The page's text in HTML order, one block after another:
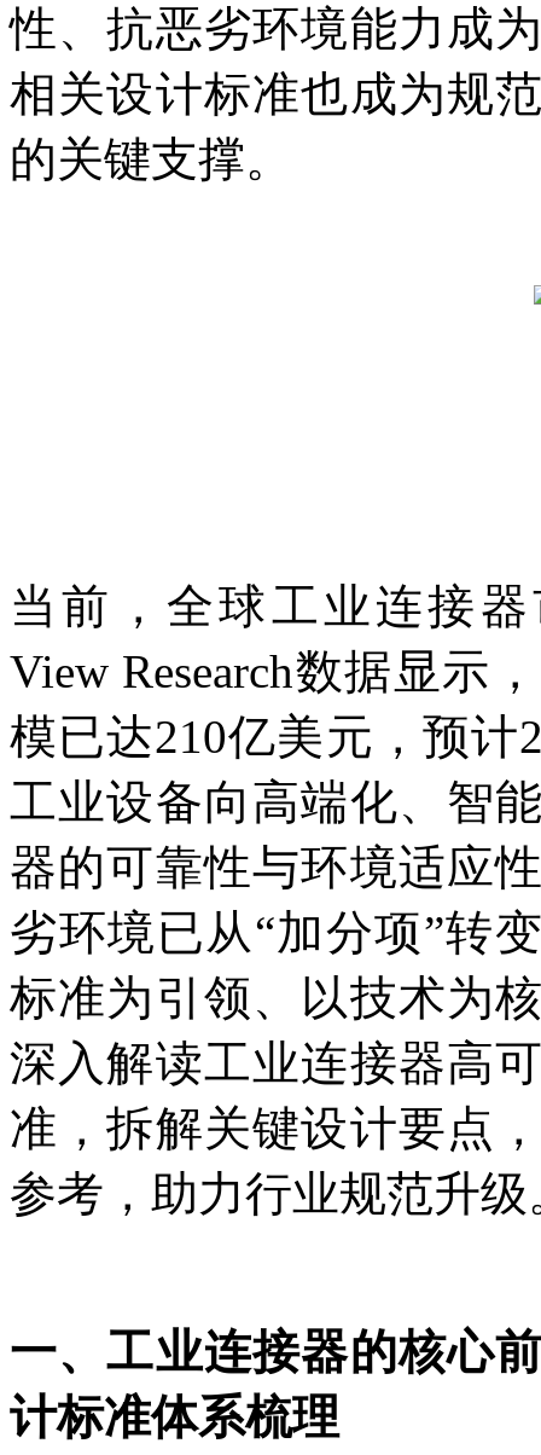
性、抗恶劣环境能力成
相关设计标准也成为规
的关键支撑。
当前，全球工业连接
View Research数据显示
模已达210亿美元，预计
工业设备向高端化、智
器的可靠性与环境适应
劣环境已从“加分项”转
标准为引领、以技术为
深入解读工业连接器高
准，拆解关键设计要点
参考，助力行业规范升级
一、工业连接器的核心
计标准体系梳理